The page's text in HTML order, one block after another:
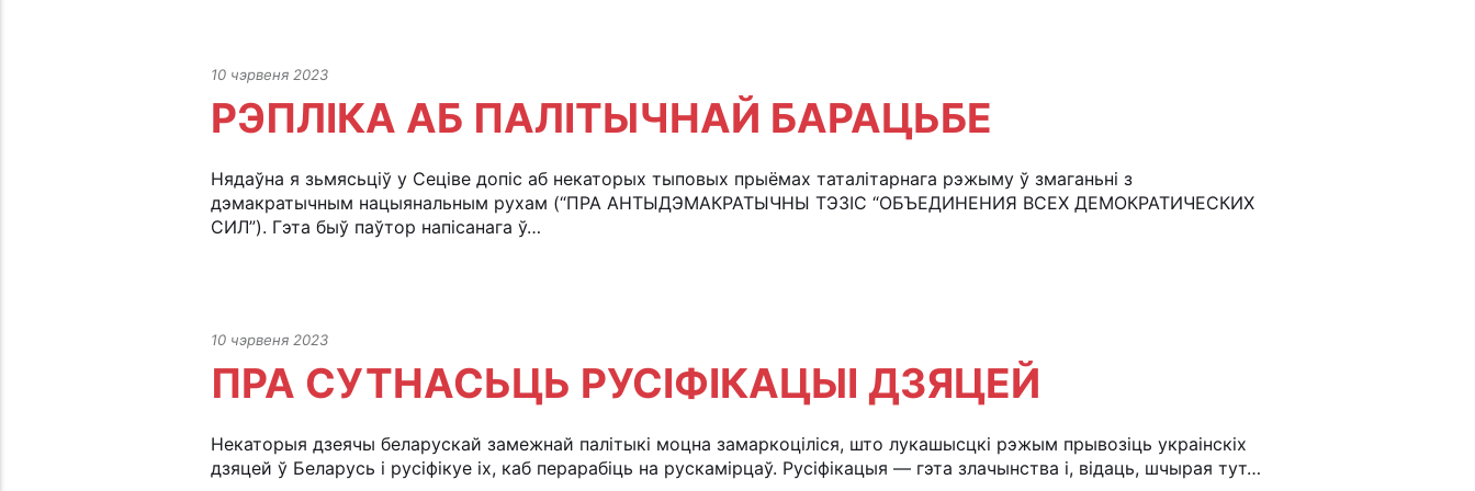
10 чэрвеня 2023
РЭПЛІКА АБ ПАЛІТЫЧНАЙ БАРАЦЬБЕ
Нядаўна я зьмясьціў у Сеціве допіс аб некаторых тыповых прыёмах таталітарнага рэжыму ў змаганьні з
дэмакратычным нацыянальным рухам (“ПРА АНТЫДЭМАКРАТЫЧНЫ ТЭЗІС “ОБЪЕДИНЕНИЯ ВСЕХ ДЕМОКРАТИЧЕСКИХ
СИЛ”). Гэта быў паўтор напісанага ў…
10 чэрвеня 2023
ПРА СУТНАСЬЦЬ РУСІФІКАЦЫІ ДЗЯЦЕЙ
Некаторыя дзеячы беларускай замежнай палітыкі моцна замаркоціліся, што лукашысцкі рэжым прывозіць украінскіх
дзяцей ў Беларусь і русіфікуе іх, каб перарабіць на рускамірцаў. Русіфікацыя — гэта злачынства і, відаць, шчырая тут…